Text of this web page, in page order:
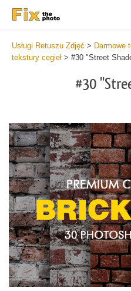
Usługi Retuszu Zdjęć > Darmowe
tekstury cegieł > #30 "Street
#30